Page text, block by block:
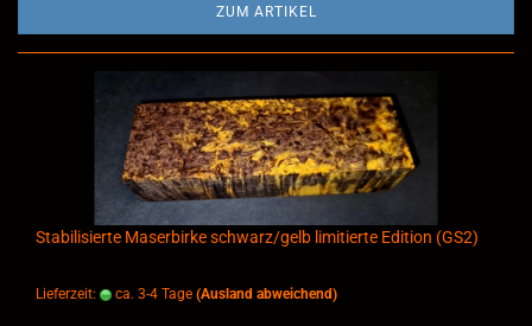
ZUM ARTIKEL
Stabilisierte Maserbirke schwarz/gelb limitierte Edition (GS2)
Lieferzeit: ca. 3-4 Tage (Ausland abweichend)